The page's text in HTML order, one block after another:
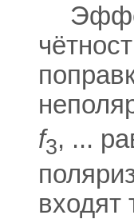
f3, ...
входят